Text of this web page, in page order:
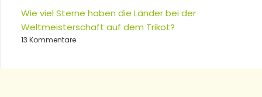
Wie viel Sterne haben die Länder bei der
Weltmeisterschaft auf dem Trikot?
13 Kommentare